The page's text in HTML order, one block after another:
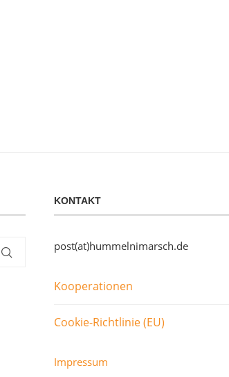
KONTAKT
post(at)hummelnimarsch.de
Kooperationen
Cookie-Richtlinie (EU)
Impressum